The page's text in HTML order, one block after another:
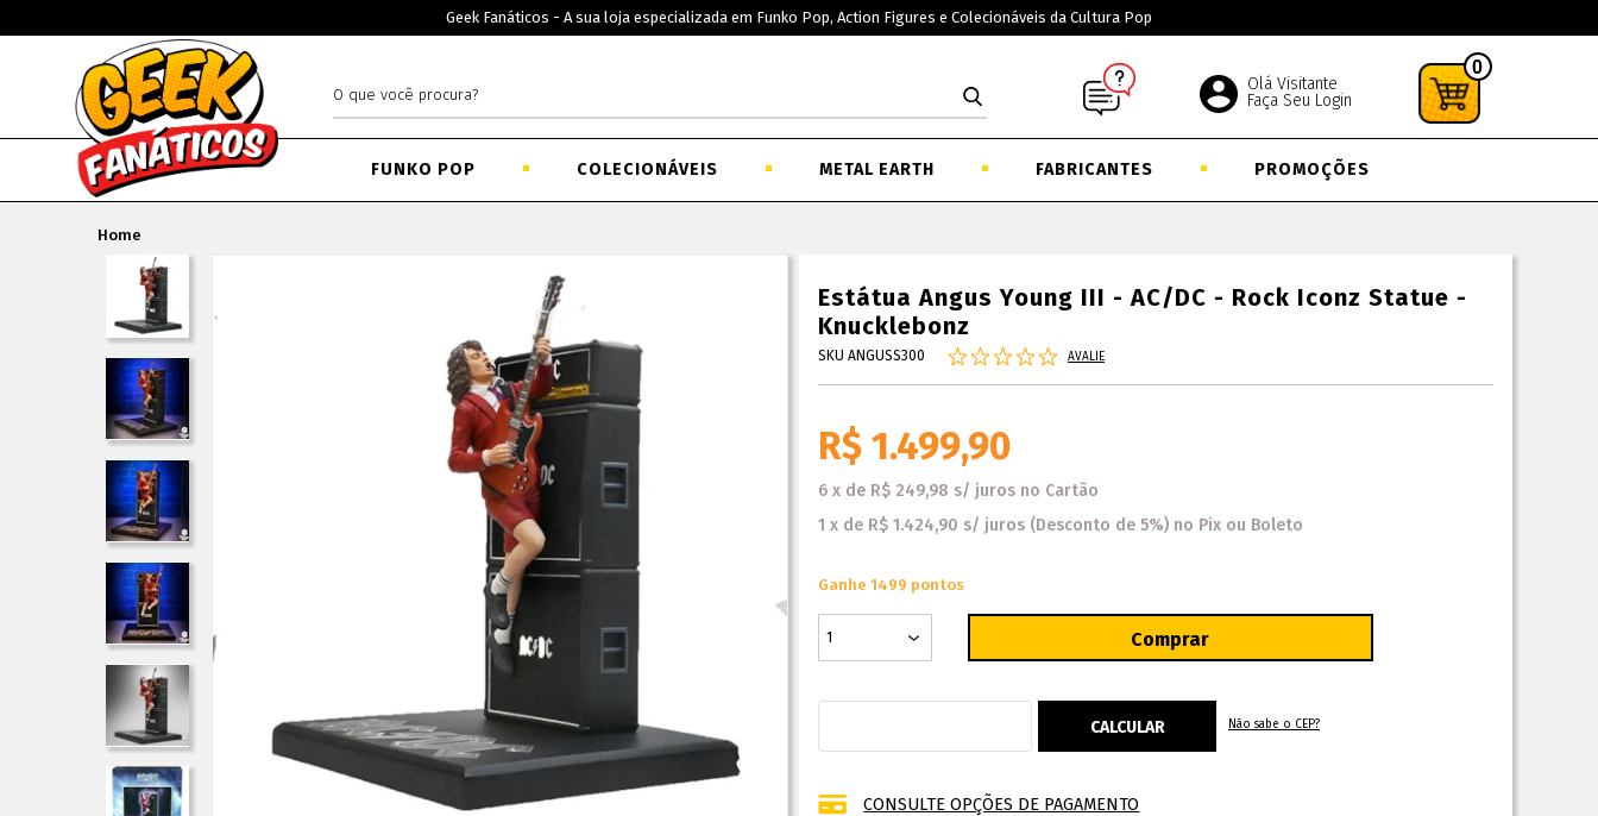
Geek Fanáticos - A sua loja especializada em Funko Pop, Action Figures e Colecionáveis da Cultura Pop
Olá Visitante
Faça Seu Login
0
FUNKO POP COLECIONÁVEIS METAL EARTH FABRICANTES PROMOÇÕES
Home
Estátua Angus Young III - AC/DC - Rock Iconz Statue -
Knucklebonz
SKU ANGUSS300 AVALIE
R$ 1.499,90
6 x de R$ 249,98 s/ juros no Cartão
1 x de R$ 1.424,90 s/ juros (Desconto de 5%) no Pix ou Boleto
Ganhe 1499 pontos
Não sabe o CEP?
CONSULTE OPÇÕES DE PAGAMENTO